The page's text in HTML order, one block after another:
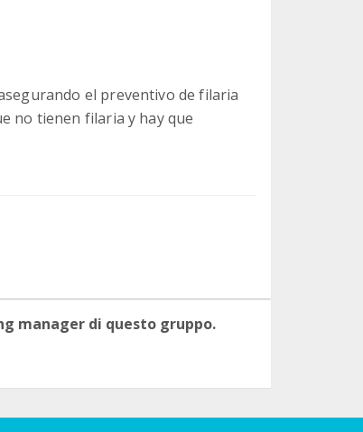
el preventivo de filaria
no tienen filaria y hay que
manager di questo gruppo.